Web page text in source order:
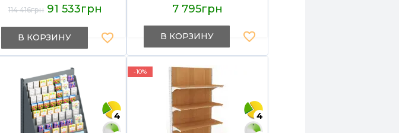
114 416грн 91 533грн
В КОРЗИНУ
нагрузка 150 кг, промо-
стойка для магазина,
Украина
7 795грн
В КОРЗИНУ
4
-10%
4